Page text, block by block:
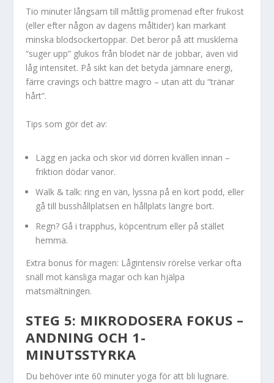
Tio minuter långsam till måttlig promenad efter frukost
(eller efter någon av dagens måltider) kan markant
minska blodsockertoppar. Det beror på att musklerna
“suger upp” glukos från blodet när de jobbar, även vid
låg intensitet. På sikt kan det betyda jämnare energi,
färre cravings och bättre magro – utan att du “tränar
hårt”.
Tips som gör det av:
Lägg en jacka och skor vid dörren kvällen innan –
friktion dödar vanor.
Walk & talk: ring en vän, lyssna på en kort podd, eller
gå till busshållplatsen en hållplats längre bort.
Regn? Gå i trapphus, köpcentrum eller på stället
hemma.
Extra bonus för magen: Lågintensiv rörelse verkar ofta
snäll mot känsliga magar och kan hjälpa
matsmältningen.
STEG 5: MIKRODOSERA FOKUS –
ANDNING OCH 1-
MINUTSSTYRKA
Du behöver inte 60 minuter yoga för att bli lugnare.